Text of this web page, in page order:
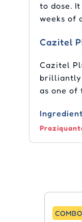
to dose.
weeks of
Cazitel
Cazitel
brilliantly
as one of
COMBO